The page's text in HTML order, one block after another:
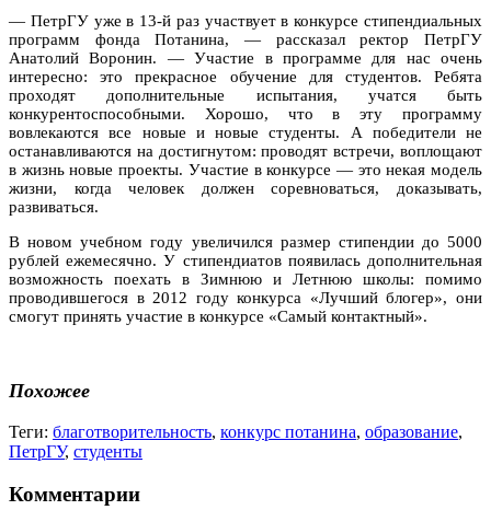
— ПетрГУ уже в 13-й раз участвует в конкурсе стипендиальных
программ фонда Потанина, — рассказал ректор ПетрГУ
Анатолий Воронин. — Участие в программе для нас очень
интересно: это прекрасное обучение для студентов. Ребята
проходят дополнительные испытания, учатся быть
конкурентоспособными. Хорошо, что в эту программу
вовлекаются все новые и новые студенты. А победители не
останавливаются на достигнутом: проводят встречи, воплощают
в жизнь новые проекты. Участие в конкурсе — это некая модель
жизни, когда человек должен соревноваться, доказывать,
развиваться.
В новом учебном году увеличился размер стипендии до 5000
рублей ежемесячно. У стипендиатов появилась дополнительная
возможность поехать в Зимнюю и Летнюю школы: помимо
проводившегося в 2012 году конкурса «Лучший блогер», они
смогут принять участие в конкурсе «Самый контактный».
Похожее
Теги: благотворительность, конкурс потанина, образование,
ПетрГУ, студенты
Комментарии